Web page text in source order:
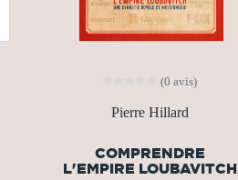
(0 avis)
Pierre Hillard
COMPRENDRE
L'EMPIRE LOUBAVITCH